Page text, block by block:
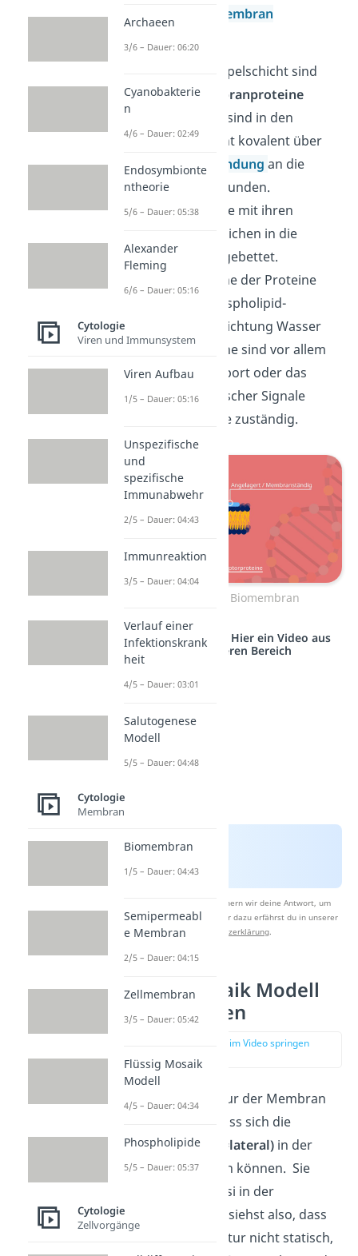
semipermeable Membran
In die flüssige Doppelschicht sind
sogenannteMembranproteine
eingelagert. Diese sind in den
meisten Fällen nicht kovalent über
einechemische Bindungan die
Phospholipide gebunden.
Stattdessen sind sie mit ihren
hydrophoben Bereichen in die
Doppelschicht eingebettet.
Hydrophile Bereiche der Proteine
ragen aus der Phospholipid-
Doppelschicht in Richtung Wasser
heraus. Die Proteine sind vor allem
für den Stofftransport oder das
Empfangen chemischer Signale
außerhalb der Zelle zuständig.
Aufbau einer Biomembran
Studyflix vernetzt: Hier ein Video aus
einem anderen Bereich
Nach Beantwortung speichern wir deine Antwort, um
Studyflix zu verbessern. Mehr dazu erfährst du in unserer
Datenschutzerklärung.
Flüssig Mosaik Modell
Eigenschaften
zur Stelle im Video springen
Die flüssige Struktur der Membran
ermöglicht nun, dass sich die
Proteineseitlich (=lateral) in der
Membran bewegen können. Sie
„schwimmen“ quasi in der
Doppelschicht. Du siehst also, dass
die Membranstruktur nicht statisch,
Archaeen
3/6 – Dauer: 06:20
Cyanobakterie
n
4/6 – Dauer: 02:49
Endosymbionte
ntheorie
5/6 – Dauer: 05:38
Alexander
Fleming
6/6 – Dauer: 05:16
Cytologie
Viren und Immunsystem
Viren Aufbau
1/5 – Dauer: 05:16
Unspezifische
und
spezifische
Immunabwehr
2/5 – Dauer: 04:43
Immunreaktion
3/5 – Dauer: 04:04
Verlauf einer
Infektionskrank
heit
4/5 – Dauer: 03:01
Salutogenese
Modell
5/5 – Dauer: 04:48
Cytologie
Membran
Biomembran
1/5 – Dauer: 04:43
Semipermeabl
e Membran
2/5 – Dauer: 04:15
Zellmembran
3/5 – Dauer: 05:42
Flüssig Mosaik
Modell
4/5 – Dauer: 04:34
Phospholipide
5/5 – Dauer: 05:37
Cytologie
Zellvorgänge